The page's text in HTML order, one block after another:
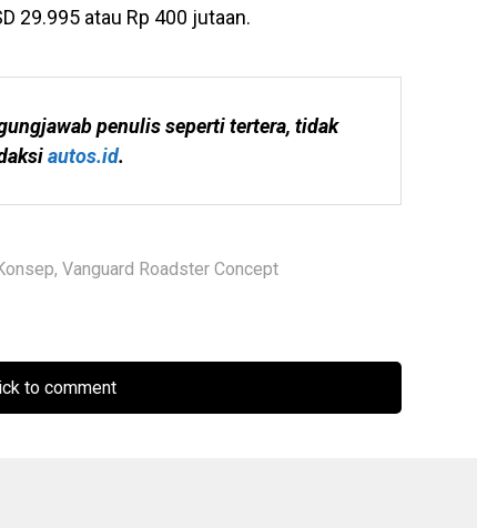
29.995 atau Rp 400 jutaan.
penulis seperti tertera, tidak
autos.id.
, Vanguard Roadster Concept
to comment